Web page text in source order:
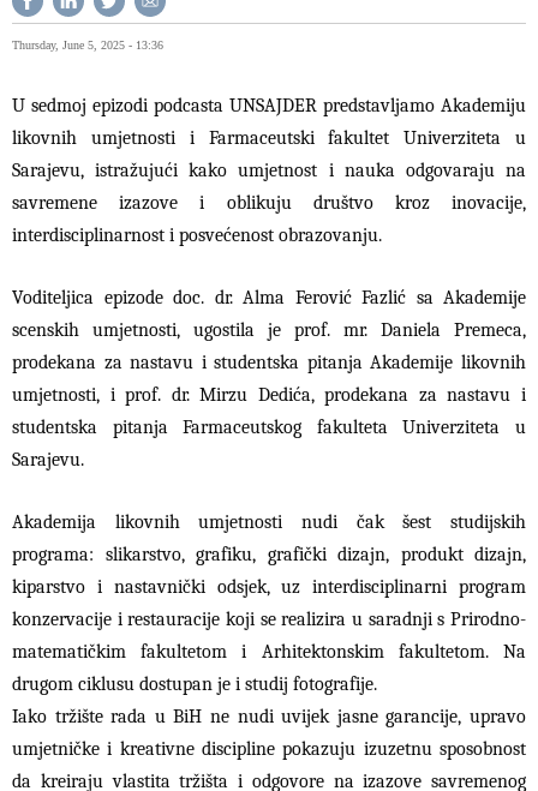
Thursday, June 5, 2025 - 13:36
U sedmoj epizodi podcasta UNSAJDER predstavljamo Akademiju
likovnih umjetnosti i Farmaceutski fakultet Univerziteta u
Sarajevu, istražujući kako umjetnost i nauka odgovaraju na
savremene izazove i oblikuju društvo kroz inovacije,
interdisciplinarnost i posvećenost obrazovanju.
Voditeljica epizode doc. dr. Alma Ferović Fazlić sa Akademije
scenskih umjetnosti, ugostila je prof. mr. Daniela Premeca,
prodekana za nastavu i studentska pitanja Akademije likovnih
umjetnosti, i prof. dr. Mirzu Dedića, prodekana za nastavu i
studentska pitanja Farmaceutskog fakulteta Univerziteta u
Sarajevu.
Akademija likovnih umjetnosti nudi čak šest studijskih
programa: slikarstvo, grafiku, grafički dizajn, produkt dizajn,
kiparstvo i nastavnički odsjek, uz interdisciplinarni program
konzervacije i restauracije koji se realizira u saradnji s Prirodno-
matematičkim fakultetom i Arhitektonskim fakultetom. Na
drugom ciklusu dostupan je i studij fotografije.
Iako tržište rada u BiH ne nudi uvijek jasne garancije, upravo
umjetničke i kreativne discipline pokazuju izuzetnu sposobnost
da kreiraju vlastita tržišta i odgovore na izazove savremenog